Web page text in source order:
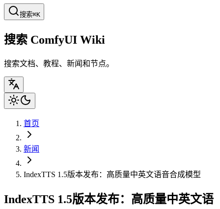
搜索⌘K
搜索 ComfyUI Wiki
搜索文档、教程、新闻和节点。
首页
新闻
IndexTTS 1.5版本发布：高质量中英文语音合成模型
IndexTTS 1.5版本发布：高质量中英文语